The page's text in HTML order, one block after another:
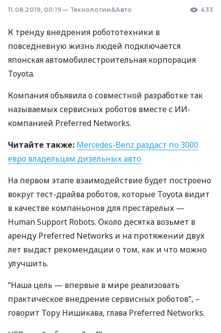
11.08.2019, 00:19 — Технологии&Авто 433
К тренду внедрения робототехники в
повседневную жизнь людей подключается
японская автомобилестроительная корпорация
Toyota.
Компания объявила о совместной разработке так
называемых сервисных роботов вместе с ИИ-
компанией Preferred Networks.
Читайте также: Mercedes-Benz раздаст по 3000
евро владельцам дизельных авто
На первом этапе взаимодействие будет построено
вокруг тест-драйва роботов, которые Toyota видит
в качестве компаньонов для престарелых —
Human Support Robots. Около десятка возьмет в
аренду Preferred Networks и на протяжении двух
лет выдаст рекомендации о том, как и что можно
улучшить.
“Наша цель — впервые в мире реализовать
практическое внедрение сервисных роботов”, –
говорит Тору Нишикава, глава Preferred Networks.